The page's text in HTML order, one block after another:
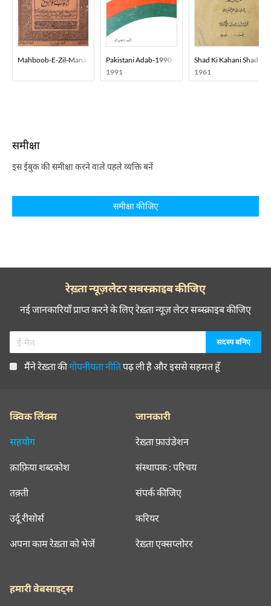
Mahboob-E-Zil-Manan Tazkira-E-Auliya-E-Dakan
Pakistani Adab-1990
1991
Shad Ki Kahani Shad Ki
1961
समीक्षा
इस ईबुक की समीक्षा करने वाले पहले व्यक्ति बनें
समीक्षा कीजिए
रेख़्ता न्यूज़लेटर सबस्क्राइब कीजिए
नई जानकारियाँ प्राप्त करने के लिए रेख़्ता न्यूज़ लेटर सब्स्क्राइब कीजिए
मैंने रेख़्ता कीगोपनीयता नीतिपढ़ ली है और इससे सहमत हूँ
क्विक लिंक्स
सहयोग
क़ाफ़िया शब्दकोश
तक़्ती
उर्दू रीसोर्स
अपना काम रेख़्ता को भेजें
जानकारी
रेख़्ता फ़ाउंडेशन
संस्थापक : परिचय
संपर्क कीजिए
करियर
रेख़्ता एक्सप्लोरर
हमारी वेबसाइट्स